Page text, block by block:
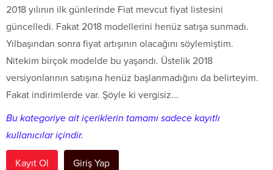
2018 yılının ilk günlerinde Fiat mevcut fiyat listesini
güncelledi. Fakat 2018 modellerini henüz satışa sunmadı.
Yılbaşından sonra fiyat artışının olacağını söylemiştim.
Nitekim birçok modelde bu yaşandı. Üstelik 2018
versiyonlarının satışına henüz başlanmadığını da belirteyim.
Fakat indirimlerde var. Şöyle ki vergisiz...
Bu kategoriye ait içeriklerin tamamı sadece kayıtlı
kullanıcılar içindir.
Kayıt Ol Giriş Yap